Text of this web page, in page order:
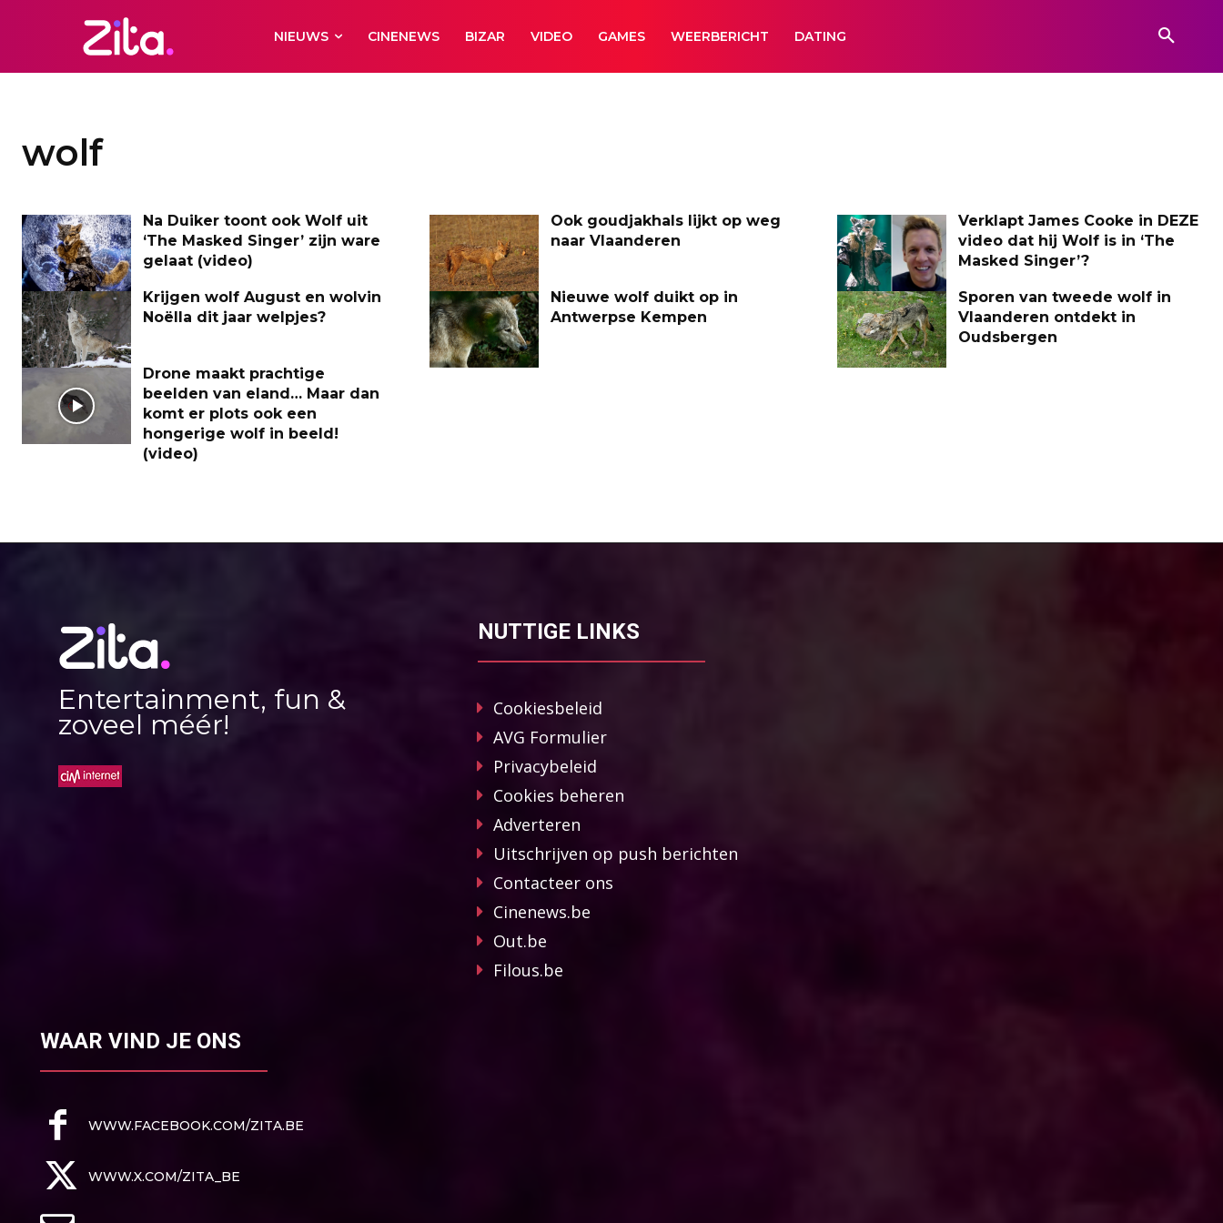
NIEUWS CINENEWS BIZAR VIDEO GAMES WEERBERICHT DATING
wolf
Na Duiker toont ook Wolf uit
‘The Masked Singer’ zijn ware
gelaat (video)
Ook goudjakhals lijkt op weg
naar Vlaanderen
Verklapt James Cooke in DEZE
video dat hij Wolf is in ‘The
Masked Singer’?
Krijgen wolf August en wolvin
Noëlla dit jaar welpjes?
Nieuwe wolf duikt op in
Antwerpse Kempen
Sporen van tweede wolf in
Vlaanderen ontdekt in
Oudsbergen
Drone maakt prachtige
beelden van eland… Maar dan
komt er plots ook een
hongerige wolf in beeld!
(video)
Entertainment, fun &
zoveel méér!
NUTTIGE LINKS
Cookiesbeleid
AVG Formulier
Privacybeleid
Cookies beheren
Adverteren
Uitschrijven op push berichten
Contacteer ons
Cinenews.be
Out.be
Filous.be
WAAR VIND JE ONS
WWW.FACEBOOK.COM/ZITA.BE
WWW.X.COM/ZITA_BE